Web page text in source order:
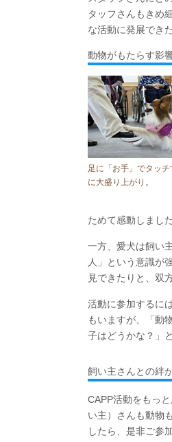
タッフさんもきめ
な活動に発展でき
動物がもたらす影
足に「お手」でタッチ
に大盛り上がり。
ためて感動しました
一方、愛犬は飼い
人」という意識が
見できたりと、双
活動に参加するに
もいますが、「動
子はどうかな？」
飼い主さんとの絆
CAPP活動をもっ
い主）さんも動物
したら、是非ご参